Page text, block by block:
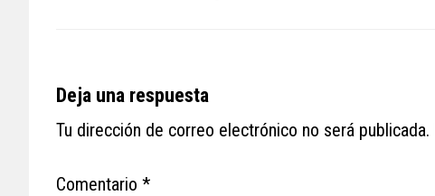
Reader
Interactions
Deja una respuesta
Tu dirección de correo electrónico no será publicada.
Comentario *